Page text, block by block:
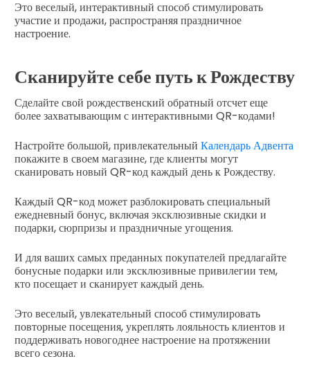
Это веселый, интерактивный способ стимулировать
участие и продажи, распространяя праздничное
настроение.
Сканируйте себе путь к Рождеству
Сделайте свой рождественский обратный отсчет еще
более захватывающим с интерактивными QR-кодами!
Настройте большой, привлекательный Календарь Адвента
покажите в своем магазине, где клиенты могут
сканировать новый QR-код каждый день к Рождеству.
Каждый QR-код может разблокировать специальный
ежедневный бонус, включая эксклюзивные скидки и
подарки, сюрпризы и праздничные угощения.
И для ваших самых преданных покупателей предлагайте
бонусные подарки или эксклюзивные привилегии тем,
кто посещает и сканирует каждый день.
Это веселый, увлекательный способ стимулировать
повторные посещения, укреплять лояльность клиентов и
поддерживать новогоднее настроение на протяжении
всего сезона.